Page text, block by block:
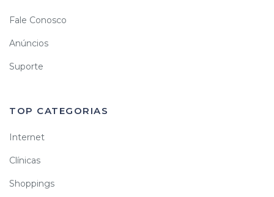
Fale Conosco
Anúncios
Suporte
TOP CATEGORIAS
Internet
Clínicas
Shoppings